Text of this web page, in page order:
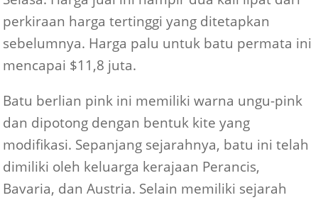
perkiraan harga tertinggi yang ditetapkan
sebelumnya. Harga palu untuk batu permata ini
mencapai $11,8 juta.
Batu berlian pink ini memiliki warna ungu-pink
dan dipotong dengan bentuk kite yang
modifikasi. Sepanjang sejarahnya, batu ini telah
dimiliki oleh keluarga kerajaan Perancis,
Bavaria, dan Austria. Selain memiliki sejarah